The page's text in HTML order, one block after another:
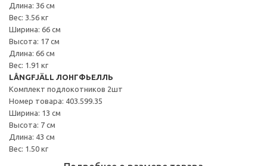
Длина: 36 см
Вес: 3.56 кг
Ширина: 66 см
Высота: 17 см
Длина: 66 см
Вес: 1.91 кг
LÅNGFJÄLL ЛОНГФЬЕЛЛЬ
Комплект подлокотников 2шт
Номер товара: 403.599.35
Ширина: 13 см
Высота: 7 см
Длина: 43 см
Вес: 1.50 кг